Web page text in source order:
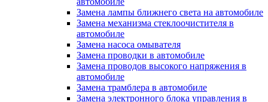
Замена лампы ближнего света на автомобиле
Замена механизма стеклоочистителя в
автомобиле
Замена насоса омывателя
Замена проводки в автомобиле
Замена проводов высокого напряжения в
автомобиле
Замена трамблера в автомобиле
Замена электронного блока управления в